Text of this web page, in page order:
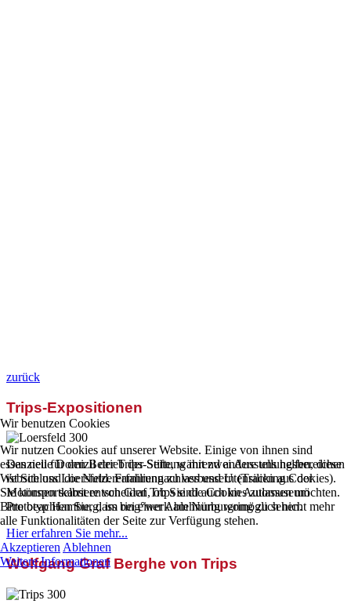
zurück
Trips-Expositionen
Das neue Domizil der Trips-Stiftung mit zwei Ausstellungsbereichen
ist Schloss Loersfeld. Familiennachlass und Utensilien aus der
Motorsportkarriere von Graf Trips sind auch im Automuseum
Prototyp Hamburg, im ring°werk am Nürburgring zu sehen.
Hier erfahren Sie mehr...
Wolfgang Graf Berghe von Trips
Wir benutzen Cookies
Wir nutzen Cookies auf unserer Website. Einige von ihnen sind
essenziell für den Betrieb der Seite, während andere uns helfen, diese
Website und die Nutzererfahrung zu verbessern (Tracking Cookies).
Sie können selbst entscheiden, ob Sie die Cookies zulassen möchten.
Bitte beachten Sie, dass bei einer Ablehnung womöglich nicht mehr
alle Funktionalitäten der Seite zur Verfügung stehen.
Akzeptieren Ablehnen
Weitere Informationen